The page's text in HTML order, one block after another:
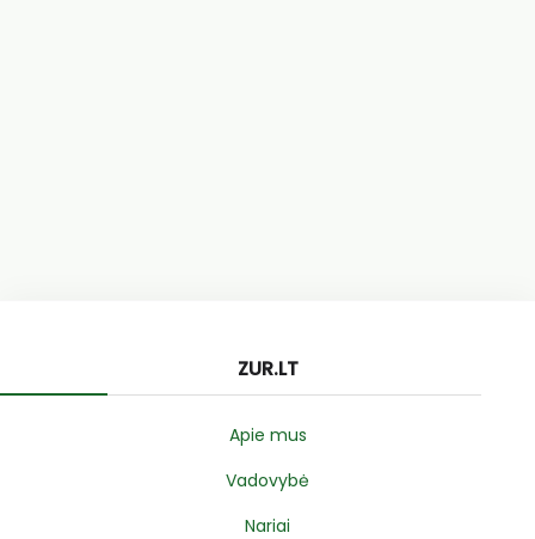
ZUR.LT
Apie mus
Vadovybė
Nariai